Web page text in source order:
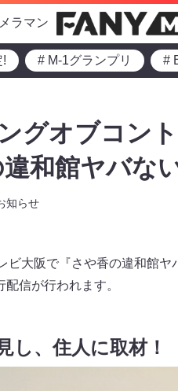
ラマン
! # M-1グランプリ #
グオブコン
和館ヤバな
知らせ
ビ大阪で『さや香の違和館
信が行われます。
し、住人に取材！